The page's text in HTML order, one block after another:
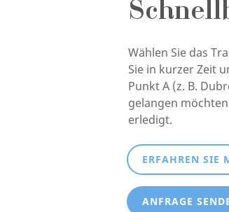
Wählen Sie das
Sie in kurzer Zeit
Punkt A (z. B.
gelangen
erledigt.
ERFAHREN SIE
ANFRAGE